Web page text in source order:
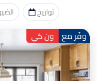
تواريخ
وفّر مع ون كي